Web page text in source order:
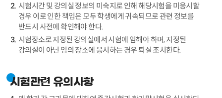
시험시간 및 강의실 정보의 미숙지로 인해 해당시험을 미응시할
경우 이로 인한 책임은 모두 학생에게 귀속되므로 관련 정보를
반드시 사전에 확인해야 한다.
시험장소로 지정된 강의실에서 시험에 임해야 하며, 지정된
강의실이 아닌 임의 장소에 응시하는 경우 퇴실 조치한다.
시험관련 유의사항